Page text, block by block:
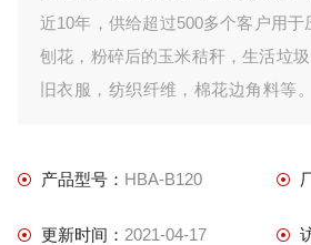
近10年，供给超过500多个客户用
刨花，粉碎后的玉米秸秆，生活垃
旧衣服，纺织纤维，棉花边角料等
产品型号： HBA-B120
更新时间： 2021-04-17